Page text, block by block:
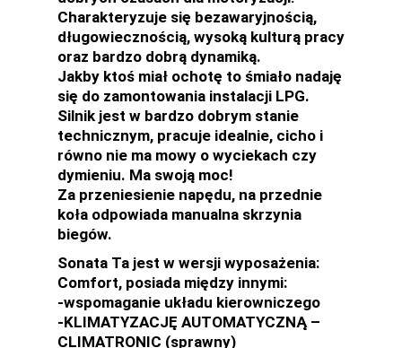
Charakteryzuje się bezawaryjnością,
długowiecznością, wysoką kulturą pracy
oraz bardzo dobrą dynamiką.
Jakby ktoś miał ochotę to śmiało nadaję
się do zamontowania instalacji LPG.
Silnik jest w bardzo dobrym stanie
technicznym, pracuje idealnie, cicho i
równo nie ma mowy o wyciekach czy
dymieniu. Ma swoją moc!
Za przeniesienie napędu, na przednie
koła odpowiada manualna skrzynia
biegów.
Sonata Ta jest w wersji wyposażenia:
Comfort, posiada między innymi:
-wspomaganie układu kierowniczego
-KLIMATYZACJĘ AUTOMATYCZNĄ –
CLIMATRONIC (sprawny)